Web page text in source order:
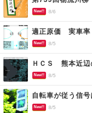
New!! 8/6
New!! 8/5
ＨＣＳ 熊本近辺
New!! 8/5
New!! 8/5